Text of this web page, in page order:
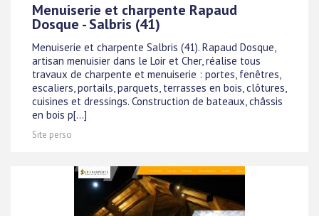
Menuiserie et charpente Rapaud
Dosque - Salbris (41)
Menuiserie et charpente Salbris (41). Rapaud Dosque,
artisan menuisier dans le Loir et Cher, réalise tous
travaux de charpente et menuiserie : portes, fenêtres,
escaliers, portails, parquets, terrasses en bois, clôtures,
cuisines et dressings. Construction de bateaux, châssis
en bois p[...]
Site perso